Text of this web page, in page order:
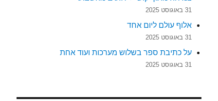
31 באוגוסט 2025
אלוף עולם ליום אחד
31 באוגוסט 2025
על כתיבת ספר בשלוש מערכות ועוד אחת
31 באוגוסט 2025